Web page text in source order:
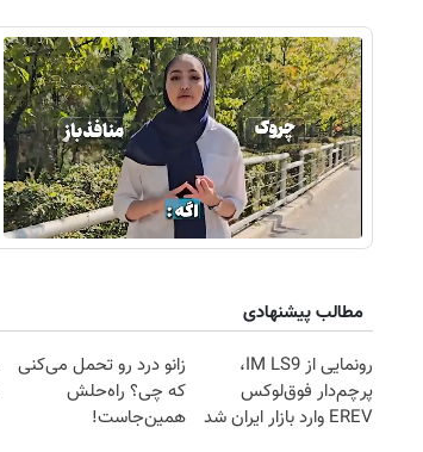
مطالب پیشنهادی
رونمایی از IM LS9،
پرچم‌دار فوق‌لوکس
EREV وارد بازار ایران شد
زانو درد رو تحمل می‌کنی
که چی؟ راه‌حلش
همین‌جاست!